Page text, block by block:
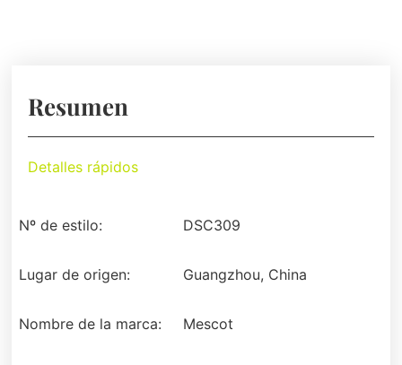
Resumen
Detalles rápidos
Nº de estilo: DSC309
Lugar de origen: Guangzhou, China
Nombre de la marca: Mescot